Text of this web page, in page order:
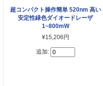
超コンパクト操作簡単 520nm 高い
安定性緑色ダイオードレーザ
1~800mW
¥15,206円
追加: